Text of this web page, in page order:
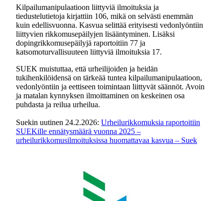
Kilpailumanipulaatioon liittyviä ilmoituksia ja
tiedustelutietoja kirjattiin 106, mikä on selvästi enemmän
kuin edellisvuonna. Kasvua selittää erityisesti vedonlyöntiin
liittyvien rikkomusepäilyjen lisääntyminen. Lisäksi
dopingrikkomusepäilyjä raportoitiin 77 ja
katsomoturvallisuuteen liittyviä ilmoituksia 17.
SUEK muistuttaa, että urheilijoiden ja heidän
tukihenkilöidensä on tärkeää tuntea kilpailumanipulaatioon,
vedonlyöntiin ja eettiseen toimintaan liittyvät säännöt. Avoin
ja matalan kynnyksen ilmoittaminen on keskeinen osa
puhdasta ja reilua urheilua.
Suekin uutinen 24.2.2026: Urheilurikkomuksia raportoitiin
SUEKille ennätysmäärä vuonna 2025 –
urheilurikkomusilmoituksissa huomattavaa kasvua – Suek